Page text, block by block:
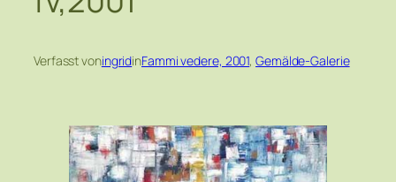
Verfasst voningridinFammi vedere, 2001, Gemälde-Galerie